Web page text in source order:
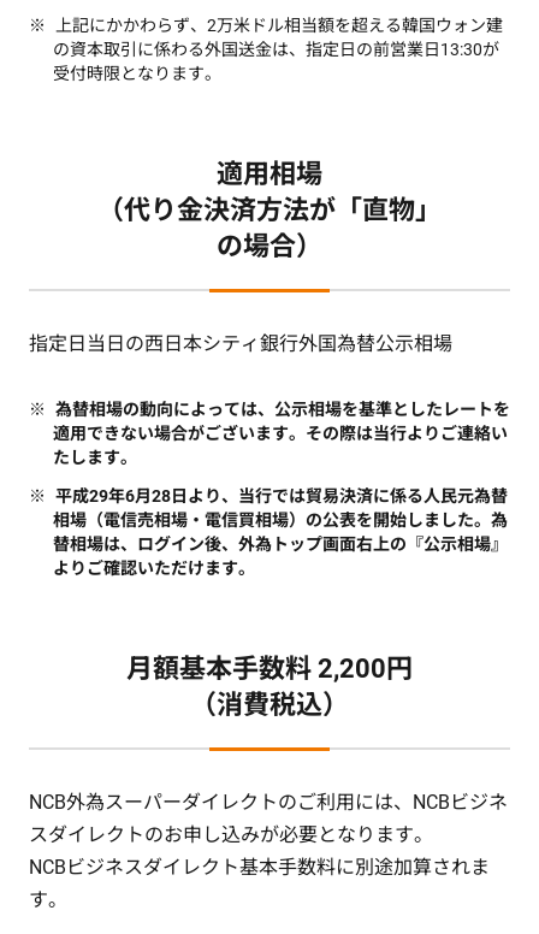
上記にかかわらず、2万米ドル相当額を超える韓国ウォン建
の資本取引に係わる外国送金は、指定日の前営業日13:30が
受付時限となります。
適用相場
（代り金決済方法が「直物」
の場合）
指定日当日の西日本シティ銀行外国為替公示相場
為替相場の動向によっては、公示相場を基準としたレートを
適用できない場合がございます。その際は当行よりご連絡い
たします。
平成29年6月28日より、当行では貿易決済に係る人民元為替
相場（電信売相場・電信買相場）の公表を開始しました。為
替相場は、ログイン後、外為トップ画面右上の『公示相場』
よりご確認いただけます。
月額基本手数料 2,200円
（消費税込）
NCB外為スーパーダイレクトのご利用には、NCBビジネ
スダイレクトのお申し込みが必要となります。
NCBビジネスダイレクト基本手数料に別途加算されま
す。